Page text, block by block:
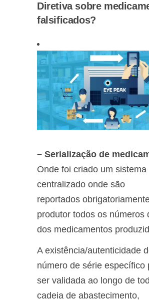
Diretiva sobre
falsificados?
– Serialização de
Onde foi criado um sistema
centralizado onde são
reportados
produtor todos os números
dos medicamentos
A existência/autenticidade
número de série específico
ser validada ao longo de
cadeia de abastecimento,